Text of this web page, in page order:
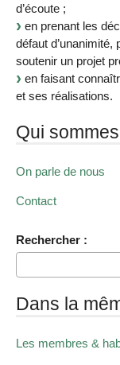
d’écoute ;
en prenant les
défaut d’unanimité,
soutenir un projet
en faisant
et ses réalisations.
Qui
On parle de nous
Contact
Rechercher :
Dans la
Les membres &